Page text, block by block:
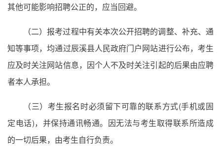
其他可能影响招聘公正的，应当回避。
（二）报考过程中有关本次公开招聘的调整、补充、通
知等事项，均通过辰溪县人民政府门户网站进行公布，考生
应及时关注网站信息，因个人不及时关注引起的后果由应聘
者本人承担。
（三）考生报名时必须留下可靠的联系方式(手机或固
定电话)，并保持通讯畅通。因无法与考生取得联系所造成
的一切后果，由考生自行负责。